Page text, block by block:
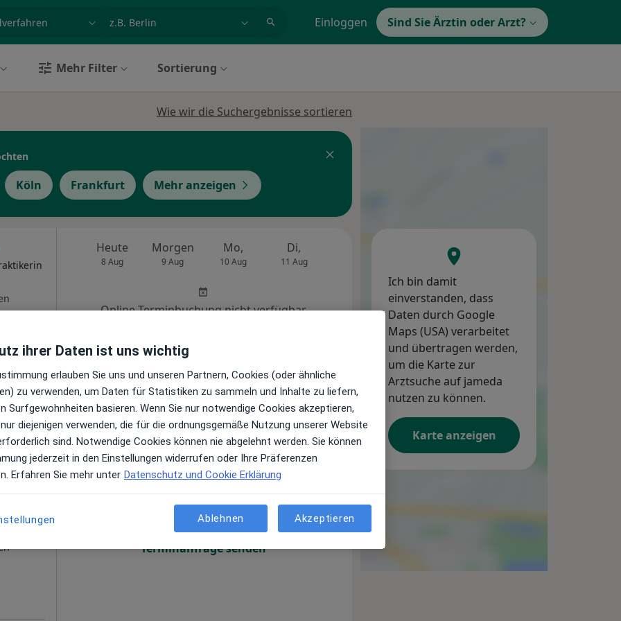
Einloggen Sind Sie Ärztin oder Arzt?
Mehr Filter Sortierung
Wie wir die Suchergebnisse sortieren
Köln Frankfurt Mehr anzeigen
Maps
Heute
8 Aug
Morgen
9 Aug
Mo,
10 Aug
Di,
11 Aug
Online-Terminbuchung nicht verfügbar
Heute
8 Aug
Morgen
9 Aug
Mo,
10 Aug
Di,
11 Aug
Online-Terminbuchung nicht verfügbar
Terminanfrage senden
Ich bin damit
einverstanden, dass
Daten durch Google
Maps (USA) verarbeitet
und übertragen werden,
um die Karte zur
Arztsuche auf jameda
nutzen zu können.
Karte anzeigen
ihrer Daten ist uns wichtig
erlauben Sie uns und unseren Partnern, Cookies (oder ähnliche
zu verwenden, um Daten für Statistiken zu sammeln und Inhalte zu liefern,
Surfgewohnheiten basieren. Wenn Sie nur notwendige Cookies akzeptieren,
diejenigen verwenden, die für die ordnungsgemäße Nutzung unserer Website
sind. Notwendige Cookies können nie abgelehnt werden. Sie können
jederzeit in den Einstellungen widerrufen oder Ihre Präferenzen
Erfahren Sie mehr unter Datenschutz und Cookie Erklärung
Ablehnen Akzeptieren